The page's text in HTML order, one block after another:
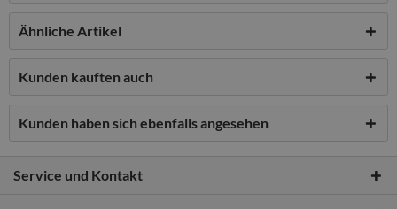
Ähnliche Artikel
Kunden kauften auch
Kunden haben sich ebenfalls angesehen
Service und Kontakt